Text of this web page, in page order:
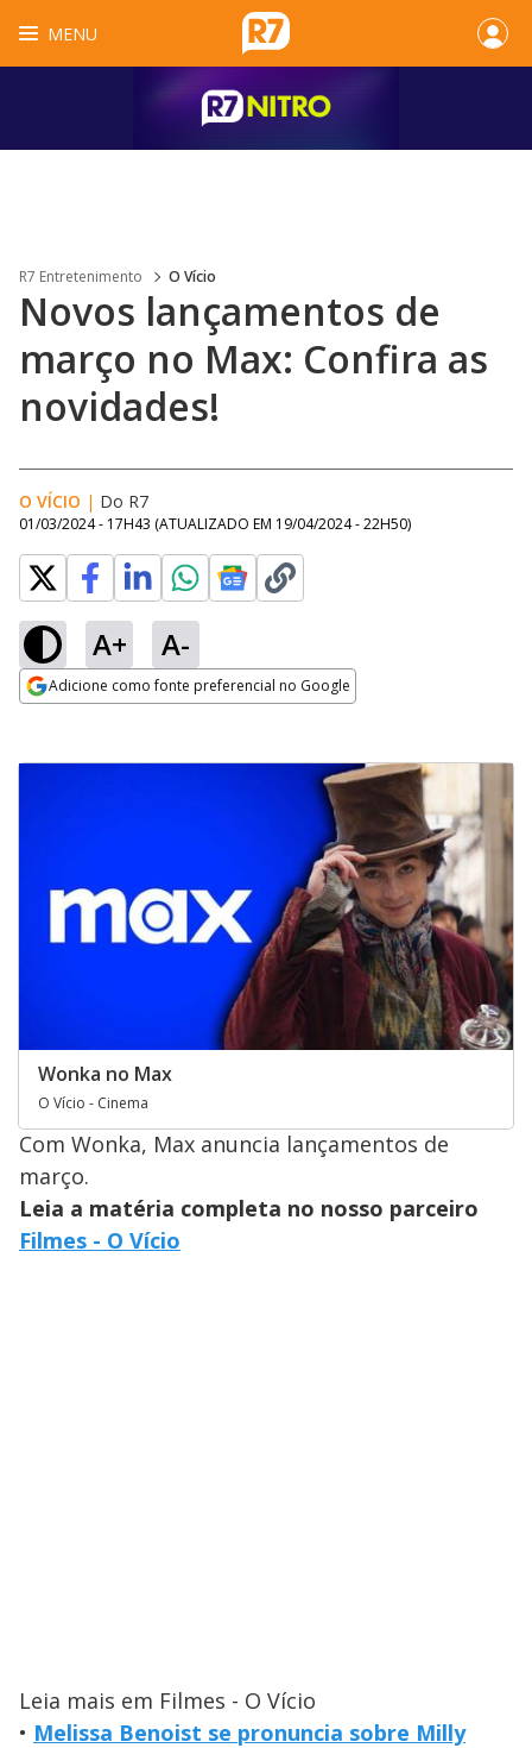
MENU
R7 Entretenimento O Vício
Novos lançamentos de
março no Max: Confira as
novidades!
O VÍCIO | Do R7
01/03/2024 - 17H43 (ATUALIZADO EM 19/04/2024 - 22H50)
A+ A-
Adicione como fonte preferencial no Google
Wonka no Max
O Vício - Cinema
Com Wonka, Max anuncia lançamentos de
março.
Leia a matéria completa no nosso parceiro
Filmes - O Vício
Leia mais em Filmes - O Vício
• Melissa Benoist se pronuncia sobre Milly